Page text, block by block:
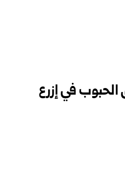
الحبوب في إزرع